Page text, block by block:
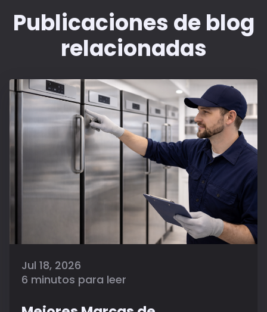
Publicaciones de blog
relacionadas
Jul 18, 2026
6 minutos para leer